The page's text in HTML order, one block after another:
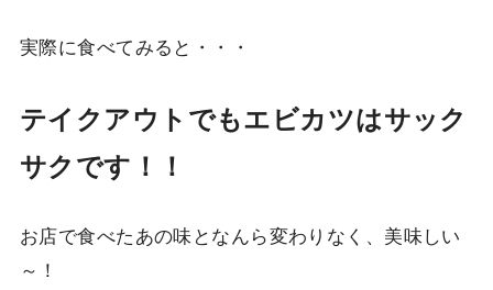
実際に食べてみると・・・
テイクアウトでもエビカツはサック
サクです！！
お店で食べたあの味となんら変わりなく、美味しい
～！